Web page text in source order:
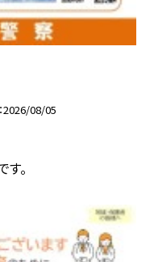
2026/08/05
。